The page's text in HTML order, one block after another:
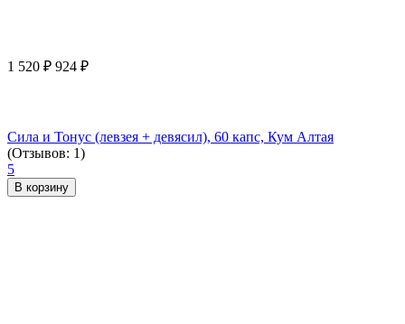
1 520 ₽ 924 ₽
Сила и Тонус (левзея + девясил), 60 капс, Кум Алтая
(Отзывов: 1)
5
В корзину